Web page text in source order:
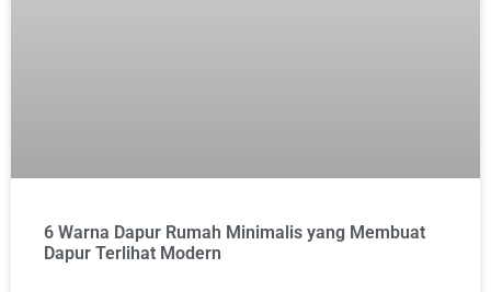
6 Warna Dapur Rumah Minimalis yang Membuat
Dapur Terlihat Modern